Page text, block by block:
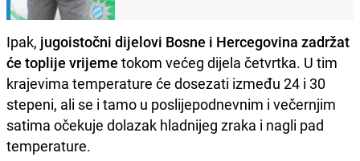
Ipak, jugoistočni dijelovi Bosne i Hercegovina zadržat
će toplije vrijeme tokom većeg dijela četvrtka. U tim
krajevima temperature će dosezati između 24 i 30
stepeni, ali se i tamo u poslijepodnevnim i večernjim
satima očekuje dolazak hladnijeg zraka i nagli pad
temperature.